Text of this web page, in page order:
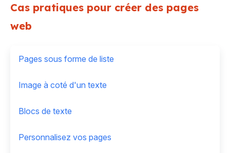
Cas pratiques pour créer des pages
web
Pages sous forme de liste
Image à coté d'un texte
Blocs de texte
Personnalisez vos pages